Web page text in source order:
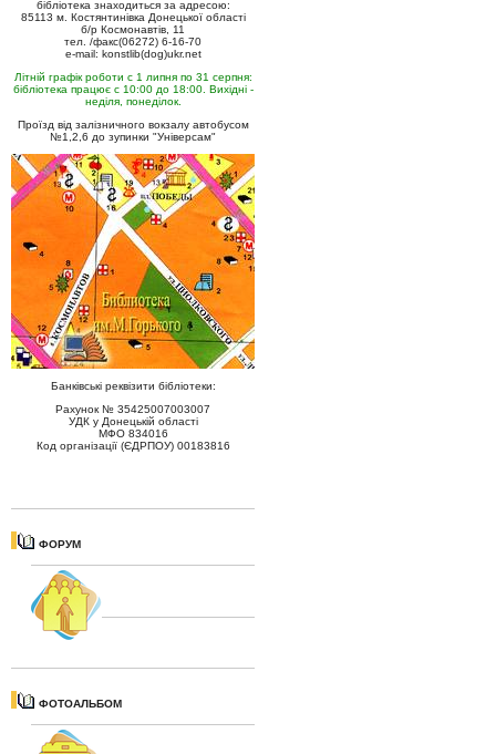
бібліотека знаходиться за адресою:
85113 м. Костянтинівка Донецької області
б/р Космонавтів, 11
тел. /факс(06272) 6-16-70
e-mail: konstlib(dog)ukr.net
Літній графік роботи с 1 липня по 31 серпня:
бібліотека працює с 10:00 до 18:00. Вихідні -
неділя, понеділок.
Проїзд від залізничного вокзалу автобусом
№1,2,6 до зупинки "Універсам"
Банківські реквізити бібліотеки:
Рахунок № 35425007003007
УДК у Донецькій області
МФО 834016
Код організації (ЄДРПОУ) 00183816
ФОРУМ
ФОТОАЛЬБОМ